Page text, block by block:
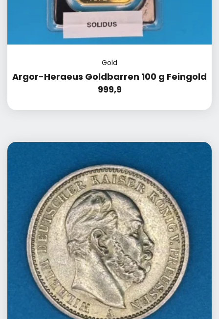
Gold
Argor-Heraeus Goldbarren 100 g Feingold
999,9